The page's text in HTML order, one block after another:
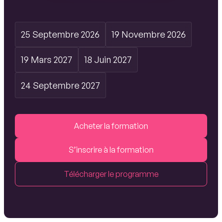
25 Septembre 2026 19 Novembre 2026
19 Mars 2027 18 Juin 2027
24 Septembre 2027
Acheter la formation
S’inscrire à la formation
Télécharger le programme